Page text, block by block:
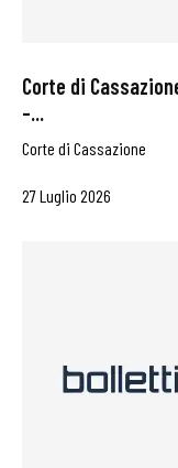
Corte di
–...
Corte di Cassazione
27 Luglio 2026